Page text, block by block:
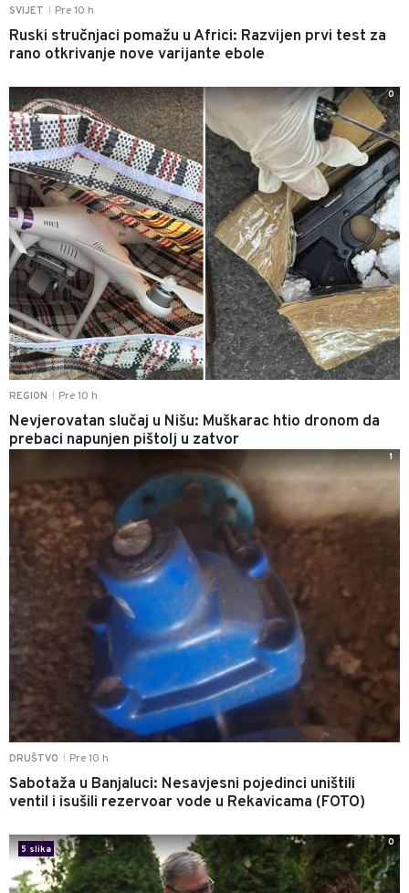
SVIJET Pre 10 h
Ruski stručnjaci pomažu u Africi: Razvijen prvi test za
rano otkrivanje nove varijante ebole
REGION Pre 10 h
Nevjerovatan slučaj u Nišu: Muškarac htio dronom da
prebaci napunjen pištolj u zatvor
0
DRUŠTVO Pre 10 h
Sabotaža u Banjaluci: Nesavjesni pojedinci uništili
ventil i isušili rezervoar vode u Rekavicama (FOTO)
1
5 slika
0